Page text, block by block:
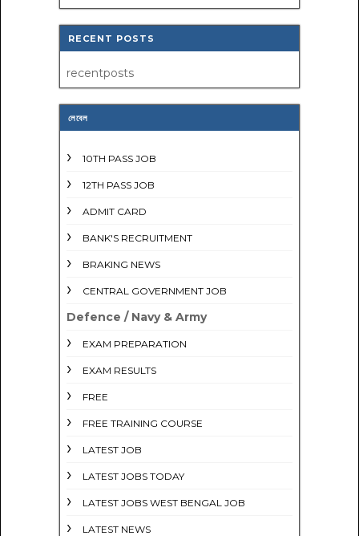
RECENT POSTS
recentposts
লেবেল
10TH PASS JOB
12TH PASS JOB
ADMIT CARD
BANK'S RECRUITMENT
BRAKING NEWS
CENTRAL GOVERNMENT JOB
Defence / Navy & Army
EXAM PREPARATION
EXAM RESULTS
FREE
FREE TRAINING COURSE
LATEST JOB
LATEST JOBS TODAY
LATEST JOBS WEST BENGAL JOB
LATEST NEWS